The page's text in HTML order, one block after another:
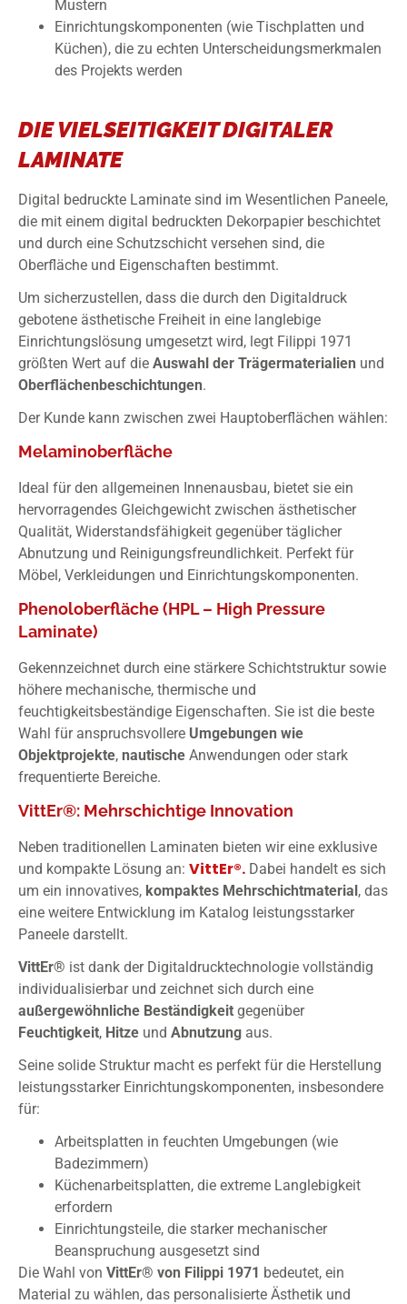
Mustern
Einrichtungskomponenten (wie Tischplatten und
Küchen), die zu echten Unterscheidungsmerkmalen
des Projekts werden
DIE VIELSEITIGKEIT DIGITALER
LAMINATE
Digital bedruckte Laminate sind im Wesentlichen Paneele,
die mit einem digital bedruckten Dekorpapier beschichtet
und durch eine Schutzschicht versehen sind, die
Oberfläche und Eigenschaften bestimmt.
Um sicherzustellen, dass die durch den Digitaldruck
gebotene ästhetische Freiheit in eine langlebige
Einrichtungslösung umgesetzt wird, legt Filippi 1971
größten Wert auf die Auswahl der Trägermaterialien und
Oberflächenbeschichtungen.
Der Kunde kann zwischen zwei Hauptoberflächen wählen:
Melaminoberfläche
Ideal für den allgemeinen Innenausbau, bietet sie ein
hervorragendes Gleichgewicht zwischen ästhetischer
Qualität, Widerstandsfähigkeit gegenüber täglicher
Abnutzung und Reinigungsfreundlichkeit. Perfekt für
Möbel, Verkleidungen und Einrichtungskomponenten.
Phenoloberfläche (HPL – High Pressure
Laminate)
Gekennzeichnet durch eine stärkere Schichtstruktur sowie
höhere mechanische, thermische und
feuchtigkeitsbeständige Eigenschaften. Sie ist die beste
Wahl für anspruchsvollere Umgebungen wie
Objektprojekte, nautische Anwendungen oder stark
frequentierte Bereiche.
VittEr®: Mehrschichtige Innovation
Neben traditionellen Laminaten bieten wir eine exklusive
und kompakte Lösung an: VittEr®. Dabei handelt es sich
um ein innovatives, kompaktes Mehrschichtmaterial, das
eine weitere Entwicklung im Katalog leistungsstarker
Paneele darstellt.
VittEr® ist dank der Digitaldrucktechnologie vollständig
individualisierbar und zeichnet sich durch eine
außergewöhnliche Beständigkeit gegenüber
Feuchtigkeit, Hitze und Abnutzung aus.
Seine solide Struktur macht es perfekt für die Herstellung
leistungsstarker Einrichtungskomponenten, insbesondere
für:
Arbeitsplatten in feuchten Umgebungen (wie
Badezimmern)
Küchenarbeitsplatten, die extreme Langlebigkeit
erfordern
Einrichtungsteile, die starker mechanischer
Beanspruchung ausgesetzt sind
Die Wahl von VittEr® von Filippi 1971 bedeutet, ein
Material zu wählen, das personalisierte Ästhetik und